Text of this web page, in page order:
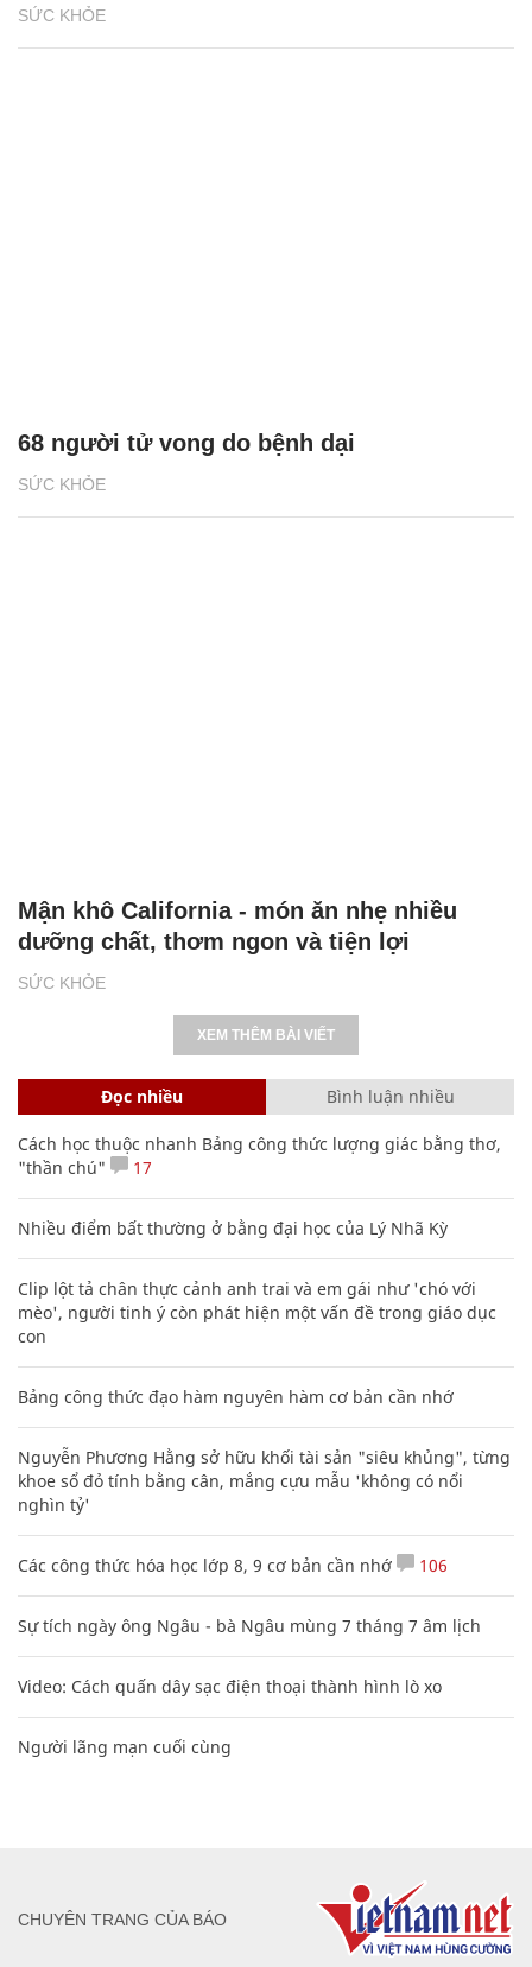
SỨC KHỎE
SỨC KHỎE
68 người tử vong do bệnh dại
SỨC KHỎE
Mận khô California - món ăn nhẹ nhiều
dưỡng chất, thơm ngon và tiện lợi
XEM THÊM BÀI VIẾT
Đọc nhiều Bình luận nhiều
Cách học thuộc nhanh Bảng công thức lượng giác bằng thơ,
"thần chú"
17
Nhiều điểm bất thường ở bằng đại học của Lý Nhã Kỳ
Clip lột tả chân thực cảnh anh trai và em gái như 'chó với
mèo', người tinh ý còn phát hiện một vấn đề trong giáo dục
con
Bảng công thức đạo hàm nguyên hàm cơ bản cần nhớ
Nguyễn Phương Hằng sở hữu khối tài sản "siêu khủng", từng
khoe sổ đỏ tính bằng cân, mắng cựu mẫu 'không có nổi
nghìn tỷ'
Các công thức hóa học lớp 8, 9 cơ bản cần nhớ 106
Sự tích ngày ông Ngâu - bà Ngâu mùng 7 tháng 7 âm lịch
Video: Cách quấn dây sạc điện thoại thành hình lò xo
Người lãng mạn cuối cùng
CHUYÊN TRANG CỦA BÁO